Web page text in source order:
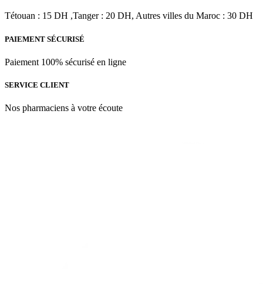
Tétouan : 15 DH ,Tanger : 20 DH, Autres villes du Maroc : 30 DH
PAIEMENT SÉCURISÉ
Paiement 100% sécurisé en ligne
SERVICE CLIENT
Nos pharmaciens à votre écoute